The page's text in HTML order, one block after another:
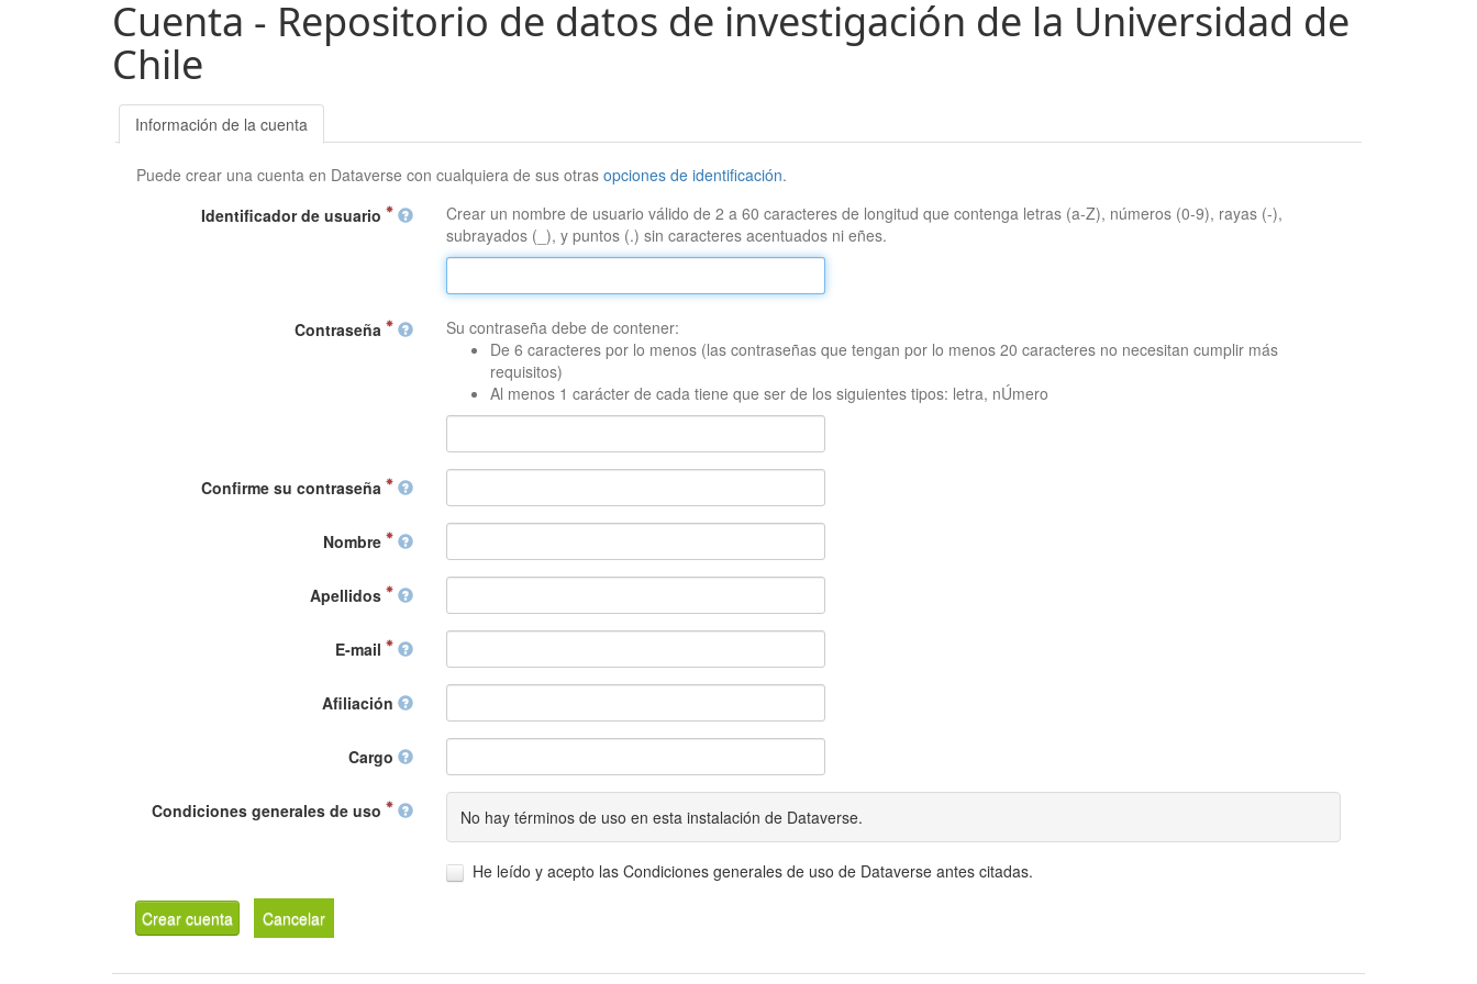
Cuenta - Repositorio de datos de investigación de la Universidad de
Chile
Información de la cuenta
Puede crear una cuenta en Dataverse con cualquiera de sus otrasopciones de identificación.
Identificador de usuario
Crear un nombre de usuario válido de 2 a 60 caracteres de longitud que contenga letras (a-Z), números (0-9), rayas (-),
subrayados (_), y puntos (.) sin caracteres acentuados ni eñes.
Contraseña
Su contraseña debe de contener:
De 6 caracteres por lo menos (las contraseñas que tengan por lo menos 20 caracteres no necesitan cumplir más
requisitos)
Al menos 1 carácter de cada tiene que ser de los siguientes tipos: letra, nÚmero
Confirme su contraseña
Nombre
Apellidos
E-mail
Afiliación
Cargo
Condiciones generales de uso No hay términos de uso en esta instalación de Dataverse.
He leído y acepto las Condiciones generales de uso de Dataverse antes citadas.
Crear cuenta Cancelar